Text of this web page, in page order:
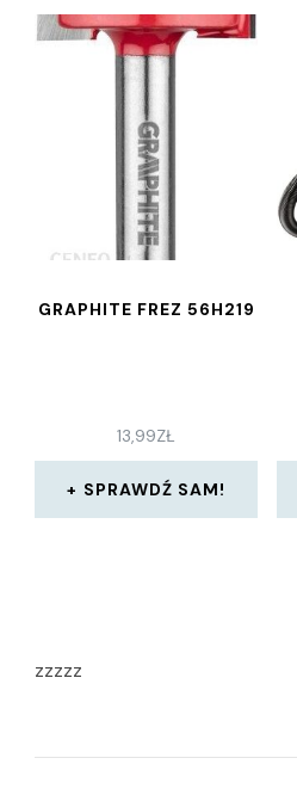
GRAPHITE FREZ 56H219
13,99ZŁ
SPRAWDŹ SAM!
zzzzz